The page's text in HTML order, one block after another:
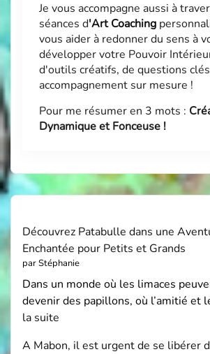
Je vous accompagne aussi à
séances d'Art Coaching
vous aider à redonner du sens à
développer votre Pouvoir
d'outils créatifs, de questions
accompagnement sur mesure !
Pour me résumer en 3 mots :
Dynamique et Fonceuse !
Découvrez Patabulle dans une
Enchantée pour Petits et Grands
par Stéphanie
Dans un monde où les limaces
devenir des papillons, où l’amitié et
la suite
A Mabon, il est urgent de se libérer